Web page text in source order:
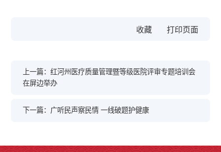
收藏
上一篇：红河州医疗质量管理暨等级医院评审专题培训会
在屏边举办
下一篇：广听民声察民情 一线破题护健康